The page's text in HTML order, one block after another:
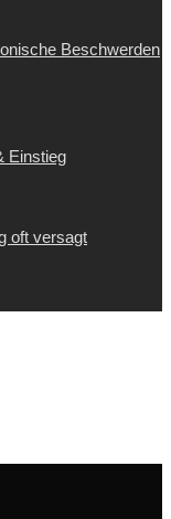
Beschwerden
Einstieg
oft versagt